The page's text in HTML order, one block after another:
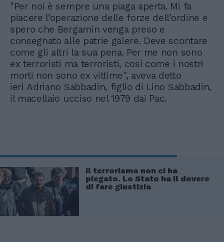
"Per noi è sempre una piaga aperta. Mi fa
piacere l’operazione delle forze dell’ordine e
spero che Bergamin venga preso e
consegnato alle patrie galere. Deve scontare
come gli altri la sua pena. Per me non sono
ex terroristi ma terroristi, così come i nostri
morti non sono ex vittime", aveva detto
ieri Adriano Sabbadin, figlio di Lino Sabbadin,
il macellaio ucciso nel 1979 dai Pac.
Il terrorismo non ci ha
piegato. Lo Stato ha il dovere
di fare giustizia